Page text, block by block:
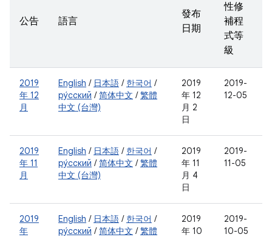
公告 語言
發布
日期
性修
補程
式等
級
2019
年 12
月
English / 日本語 / 한국어 /
ру́сский /简体中文 /繁體
中文 (台灣)
2019
年 12
月 2
日
2019-
12-05
2019
年 11
月
English / 日本語 / 한국어 /
ру́сский /简体中文 /繁體
中文 (台灣)
2019
年 11
月 4
日
2019-
11-05
2019
年
English / 日本語 / 한국어 /
ру́сский /简体中文 /繁體
2019
年 10
2019-
10-05